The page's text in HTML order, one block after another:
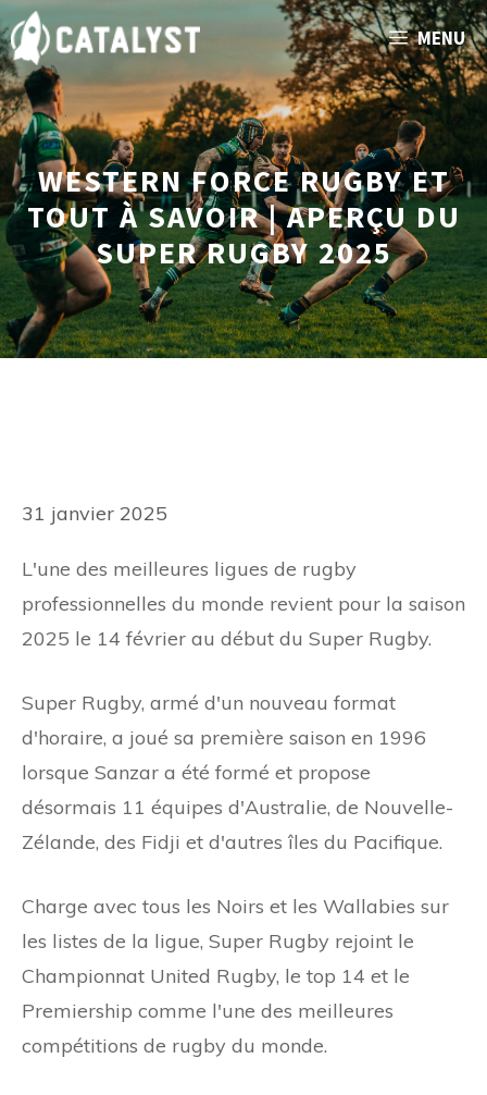
Aller
au
contenu
MENU
WESTERN FORCE RUGBY ET
TOUT À SAVOIR | APERÇU DU
SUPER RUGBY 2025
31 janvier 2025
L'une des meilleures ligues de rugby
professionnelles du monde revient pour la saison
2025 le 14 février au début du Super Rugby.
Super Rugby, armé d'un nouveau format
d'horaire, a joué sa première saison en 1996
lorsque Sanzar a été formé et propose
désormais 11 équipes d'Australie, de Nouvelle-
Zélande, des Fidji et d'autres îles du Pacifique.
Charge avec tous les Noirs et les Wallabies sur
les listes de la ligue, Super Rugby rejoint le
Championnat United Rugby, le top 14 et le
Premiership comme l'une des meilleures
compétitions de rugby du monde.